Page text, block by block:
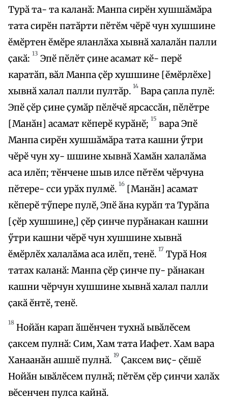
Турӑ та- та каланӑ: Манпа сирӗн хушшӑмӑра
тата сирӗн патӑрти пӗтӗм чӗрӗ чун хушшине
ӗмӗртен ӗмӗре яланлӑха хывнӑ халалӑн палли
ҫакӑ: 13 Эпӗ пӗлӗт ҫине асамат кӗ- перӗ
каратӑп, вӑл Манпа ҫӗр хушшине [ӗмӗрлӗхе]
хывнӑ халал палли пултӑр. 14 Вара ҫапла пулӗ:
Эпӗ ҫӗр ҫине ҫумӑр пӗлӗчӗ ярсассӑн, пӗлӗтре
[Манӑн] асамат кӗперӗ курӑнӗ; 15 вара Эпӗ
Манпа сирӗн хушшӑмӑра тата кашни ӳтри
чӗрӗ чун ху- шшине хывнӑ Хамӑн халалӑма
аса илӗп; тӗнчене шыв илсе пӗтӗм чӗрчуна
пӗтере- сси урӑх пулмӗ. 16 [Манӑн] асамат
кӗперӗ тӳпере пулӗ, Эпӗ ӑна курӑп та Турӑпа
[ҫӗр хушшине,] ҫӗр ҫинче пурӑнакан кашни
ӳтри кашни чӗрӗ чун хушшине хывнӑ
ӗмӗрлӗх халалӑма аса илӗп, тенӗ. 17 Турӑ Ноя
татах каланӑ: Манпа ҫӗр ҫинче пу- рӑнакан
кашни чӗрчун хушшине хывнӑ халал палли
ҫакӑ ӗнтӗ, тенӗ.
18 Нойӑн карап ӑшӗнчен тухнӑ ывӑлӗсем
ҫаксем пулнӑ: Сим, Хам тата Иафет. Хам вара
Ханаанӑн ашшӗ пулнӑ. 19 Ҫаксем виҫ- ҫӗшӗ
Нойӑн ывӑлӗсем пулнӑ; пӗтӗм ҫӗр ҫинчи халӑх
вӗсенчен пулса кайнӑ.